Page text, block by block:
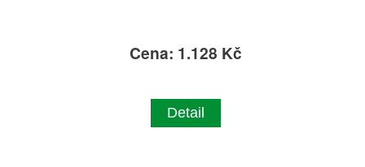
Cena: 1.128 Kč
Detail